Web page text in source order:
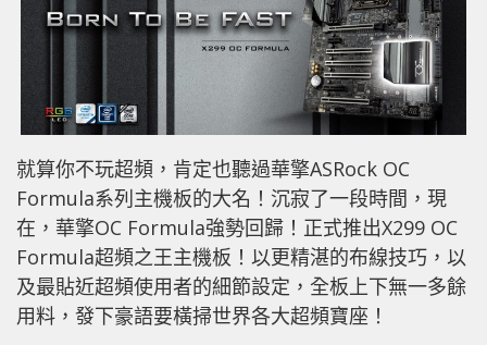
就算你不玩超頻，肯定也聽過華擎ASRock OC
Formula系列主機板的大名！沉寂了一段時間，現
在，華擎OC Formula強勢回歸！正式推出X299 OC
Formula超頻之王主機板！以更精湛的布線技巧，以
及最貼近超頻使用者的細節設定，全板上下無一多餘
用料，發下豪語要橫掃世界各大超頻寶座！